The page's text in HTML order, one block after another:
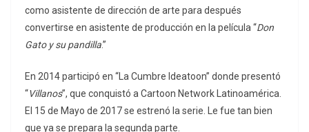
como asistente de dirección de arte para después
convertirse en asistente de producción en la película “Don
Gato y su pandilla.”
En 2014 participó en “La Cumbre Ideatoon” donde presentó
“Villanos”, que conquistó a Cartoon Network Latinoamérica.
El 15 de Mayo de 2017 se estrenó la serie. Le fue tan bien
que ya se prepara la segunda parte.